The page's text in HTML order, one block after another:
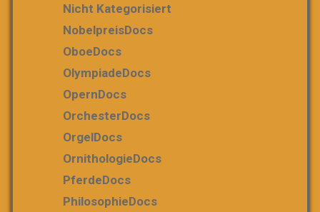
Nicht Kategorisiert
NobelpreisDocs
OboeDocs
OlympiadeDocs
OpernDocs
OrchesterDocs
OrgelDocs
OrnithologieDocs
PferdeDocs
PhilosophieDocs